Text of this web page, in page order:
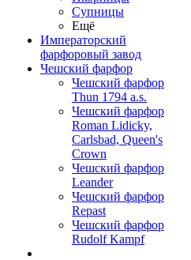
Супницы
Ещё
Императорский
фарфоровый завод
Чешский фарфор
Чешский фарфор
Thun 1794 a.s.
Чешский фарфор
Roman Lidicky,
Carlsbad, Queen's
Crown
Чешский фарфор
Leander
Чешский фарфор
Repast
Чешский фарфор
Rudolf Kampf